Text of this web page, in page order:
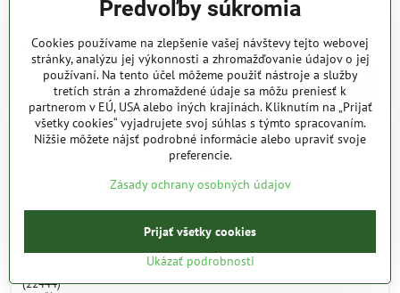
(22442)
Obj. číslo: 22442
4,10 € Do košíka
"L" skrutkovač TORX 10
(22444)
Predvoľby súkromia
Cookies používame na zlepšenie vašej návštevy tejto webovej
stránky, analýzu jej výkonnosti a zhromažďovanie údajov o jej
používaní. Na tento účel môžeme použiť nástroje a služby
tretích strán a zhromaždené údaje sa môžu preniesť k
partnerom v EÚ, USA alebo iných krajinách. Kliknutím na „Prijať
všetky cookies“ vyjadrujete svoj súhlas s týmto spracovaním.
Nižšie môžete nájsť podrobné informácie alebo upraviť svoje
preferencie.
Zásady ochrany osobných údajov
Ukázať podrobnosti
Prijať všetky cookies